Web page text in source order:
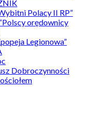
Polacy II RP”
orędownicy
Legionowa”
Dobroczynności